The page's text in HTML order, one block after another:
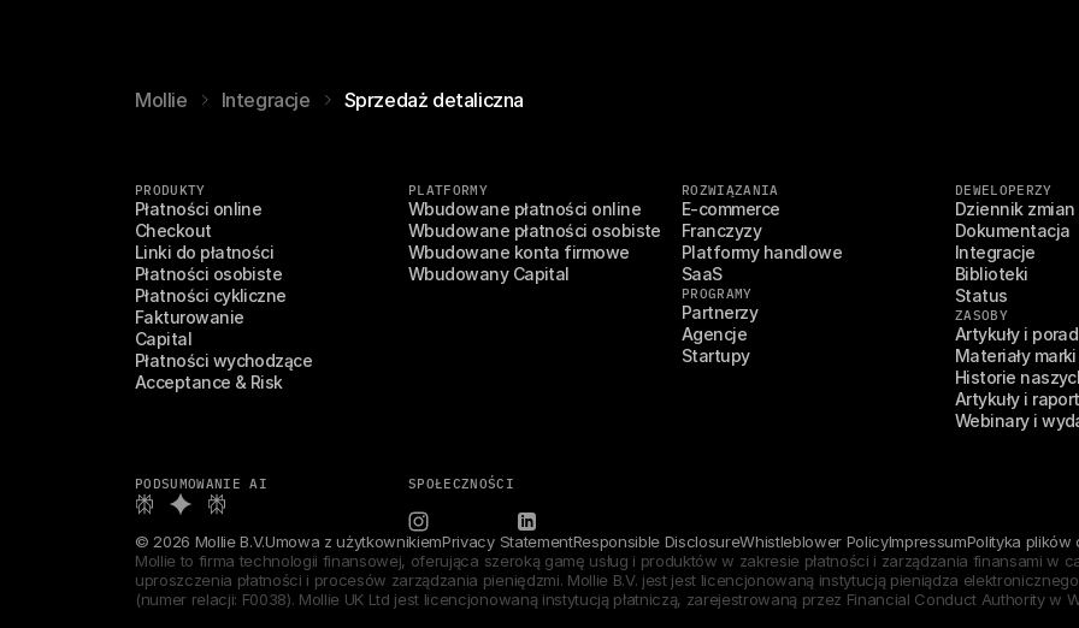
Mollie Integracje Sprzedaż detaliczna
PRODUKTY
Płatności online
Checkout
Linki do płatności
Płatności osobiste
Płatności cykliczne
Fakturowanie
Capital
Płatności wychodzące
Acceptance & Risk
PLATFORMY
Wbudowane płatności online
Wbudowane płatności osobiste
Wbudowane konta firmowe
Wbudowany Capital
ROZWIĄZANIA
E-commerce
Franczyzy
Platformy handlowe
SaaS
PROGRAMY
Partnerzy
Agencje
Startupy
DEWELOPERZY
Dziennik zmian
Dokumentacja
Integracje
Biblioteki
Status
ZASOBY
Artykuły i
Materiały marki
Historie
Artykuły i
Webinary i
PODSUMOWANIE AI SPOŁECZNOŚCI
© 2026 Mollie B.V.Umowa z użytkownikiemPrivacy StatementResponsible DisclosureWhistleblower PolicyImpressumPolityka plików
Mollie to firma technologii finansowej, oferująca szeroką gamę usług i produktów w zakresie płatności i zarządzania finansami w
uproszczenia płatności i procesów zarządzania pieniędzmi. Mollie B.V. jest jest licencjonowaną instytucją pieniądza
(numer relacji: F0038). Mollie UK Ltd jest licencjonowaną instytucją płatniczą, zarejestrowaną przez Financial Conduct Authority w